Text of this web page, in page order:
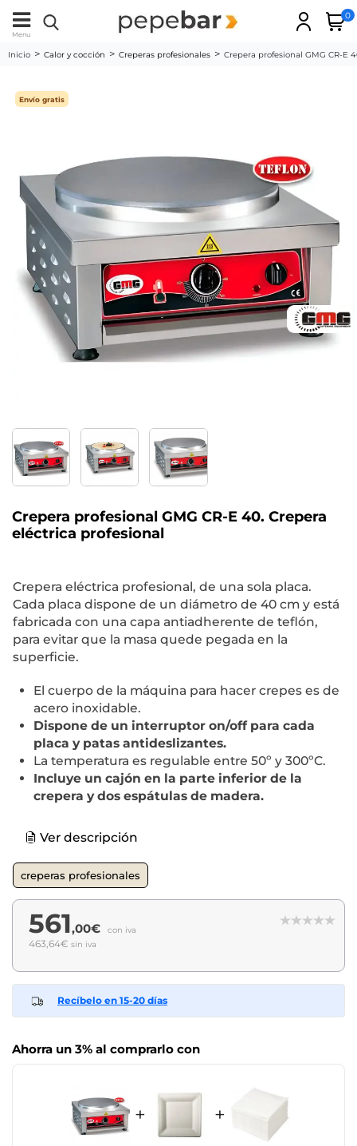
Menu
0
Inicio Calor y cocción Creperas profesionales Crepera profesional GMG CR-E
Envío gratis
Crepera profesional GMG CR-E 40. Crepera
eléctrica profesional
Crepera eléctrica profesional, de una sola placa.
Cada placa dispone de un diámetro de 40 cm y está
fabricada con una capa antiadherente de teflón,
para evitar que la masa quede pegada en la
superficie.
El cuerpo de la máquina para hacer crepes es de
acero inoxidable.
Dispone de un interruptor on/off para cada
placa y patas antideslizantes.
La temperatura es regulable entre 50º y 300ºC.
Incluye un cajón en la parte inferior de la
crepera y dos espátulas de madera.
Ver descripción
creperas profesionales
561,00€ con iva
463,64€ sin iva
Recíbelo en 15-20 días
Ahorra un 3% al comprarlo con
+ +